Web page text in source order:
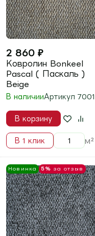
Ковролин BONKEEL
Split ( Сплит )
Charcoal
В наличии
В корзину
В 1 клик м²
Новинка 5%за отзыв